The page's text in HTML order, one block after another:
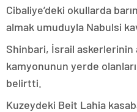
Cibaliye’deki okullarda
almak umuduyla Nabulsi
Shinbari, İsrail askerlerinin
kamyonunun yerde
belirtti.
Kuzeydeki Beit Lahia